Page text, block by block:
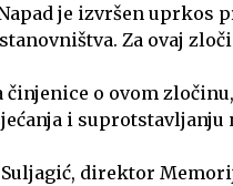
je izvršen uprkos
Za ovaj
o ovom
i
direktor